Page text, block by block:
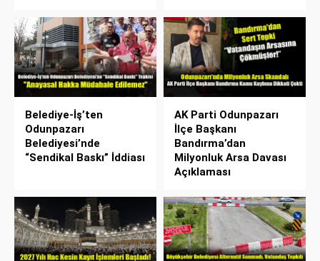
Belediye-İş’ten
Odunpazarı
Belediyesi’nde
“Sendikal Baskı” İddiası
AK Parti Odunpazarı
İlçe Başkanı
Bandırma’dan
Milyonluk Arsa Davası
Açıklaması